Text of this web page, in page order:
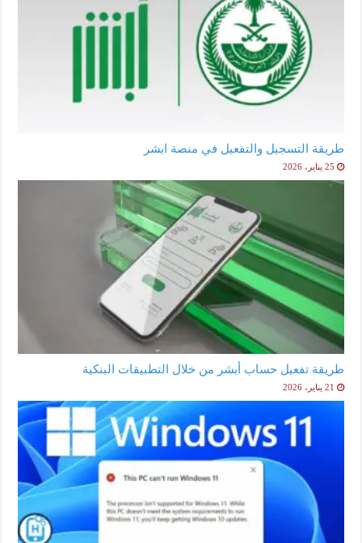
طريقة التسجيل والتفعيل في منصة ابشر
25 يناير، 2026
طريقة تفعيل حساب أبشر من خلال التطبيقات البنكية
21 يناير، 2026